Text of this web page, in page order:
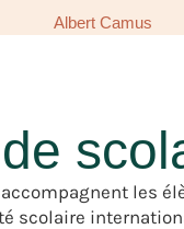
Albert Camus
les
scolaire